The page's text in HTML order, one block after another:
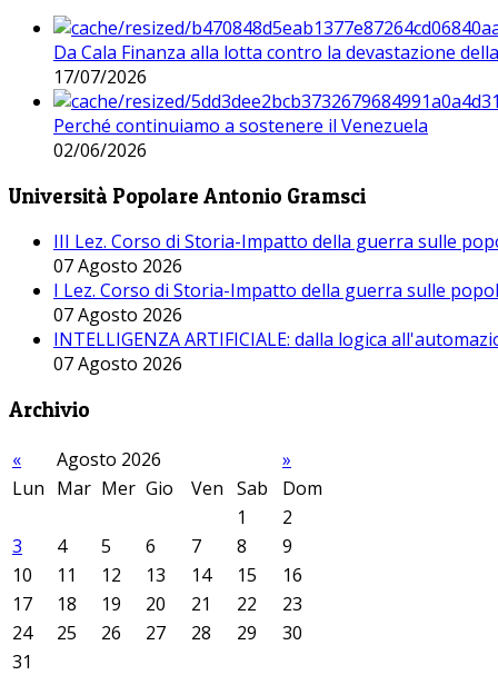
Da Cala Finanza alla lotta contro la devastazione
17/07/2026
Perché continuiamo a sostenere il Venezuela
02/06/2026
Università Popolare Antonio Gramsci
III Lez. Corso di Storia-Impatto della guerra sulle
07 Agosto 2026
I Lez. Corso di Storia-Impatto della guerra sulle
07 Agosto 2026
INTELLIGENZA ARTIFICIALE: dalla logica
07 Agosto 2026
Archivio
« Agosto 2026
»
Lun Mar Mer Gio Ven Sab
Dom
1
2
3
4 5 6 7 8
9
10
11 12 13 14 15
16
17
18 19 20 21 22
23
24
25 26 27 28 29
30
31